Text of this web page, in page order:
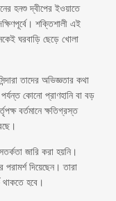
হনশু দ্বীপের ইওয়াতে
শক্তিশালী এই
ঘরবাড়ি ছেড়ে খোলা
তাদের অভিজ্ঞতার কথা
কোনো প্রাণহানি বা বড়
বর্তমানে ক্ষতিগ্রস্ত
জারি করা হয়নি।
দিয়েছেন। তারা
থাকতে হবে।